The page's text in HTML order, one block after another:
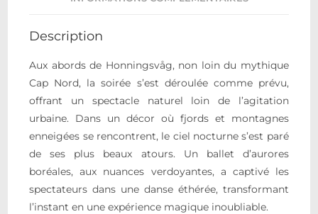
Description
Aux abords de Honningsvåg, non loin du mythique
Cap Nord, la soirée s’est déroulée comme prévu,
offrant un spectacle naturel loin de l’agitation
urbaine. Dans un décor où fjords et montagnes
enneigées se rencontrent, le ciel nocturne s’est paré
de ses plus beaux atours. Un ballet d’aurores
boréales, aux nuances verdoyantes, a captivé les
spectateurs dans une danse éthérée, transformant
l’instant en une expérience magique inoubliable.